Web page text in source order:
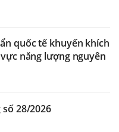
quốc tế khuyến khích
năng lượng nguyên
28/2026